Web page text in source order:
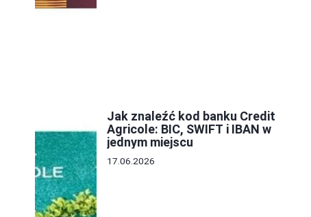
Jak znaleźć kod banku Credit
Agricole: BIC, SWIFT i IBAN w
jednym miejscu
17.06.2026